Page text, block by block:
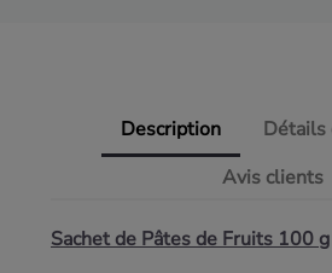
Description
Détails
Avis clients
Sachet de Pâtes de Fruits 100 g